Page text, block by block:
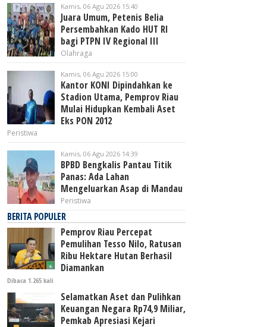
Kamis, 06 Agu 2026 15:40
Juara Umum, Petenis Belia
Persembahkan Kado HUT RI
bagi PTPN IV Regional III
Olahraga
Kamis, 06 Agu 2026 15:00
Kantor KONI Dipindahkan ke
Stadion Utama, Pemprov Riau
Mulai Hidupkan Kembali Aset
Eks PON 2012
Peristiwa
Kamis, 06 Agu 2026 14:39
BPBD Bengkalis Pantau Titik
Panas: Ada Lahan
Mengeluarkan Asap di Mandau
Peristiwa
BERITA POPULER
Pemprov Riau Percepat
Pemulihan Tesso Nilo, Ratusan
Ribu Hektare Hutan Berhasil
Diamankan
Dibaca 1.265 kali
Selamatkan Aset dan Pulihkan
Keuangan Negara Rp74,9 Miliar,
Pemkab Apresiasi Kejari